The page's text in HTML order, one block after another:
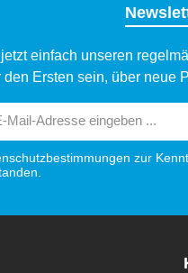
einfach unseren
Ersten sein, über neue
Mail-
Adresse*
zur